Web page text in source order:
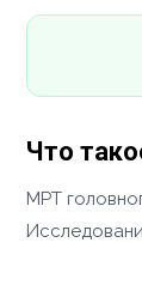
Что
МРТ